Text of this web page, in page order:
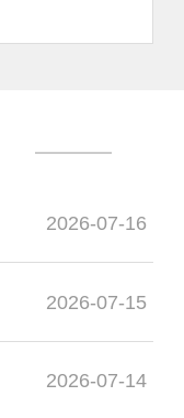
2026-07-16
2026-07-15
2026-07-14